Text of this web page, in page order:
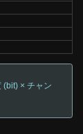
(bit) × チャン